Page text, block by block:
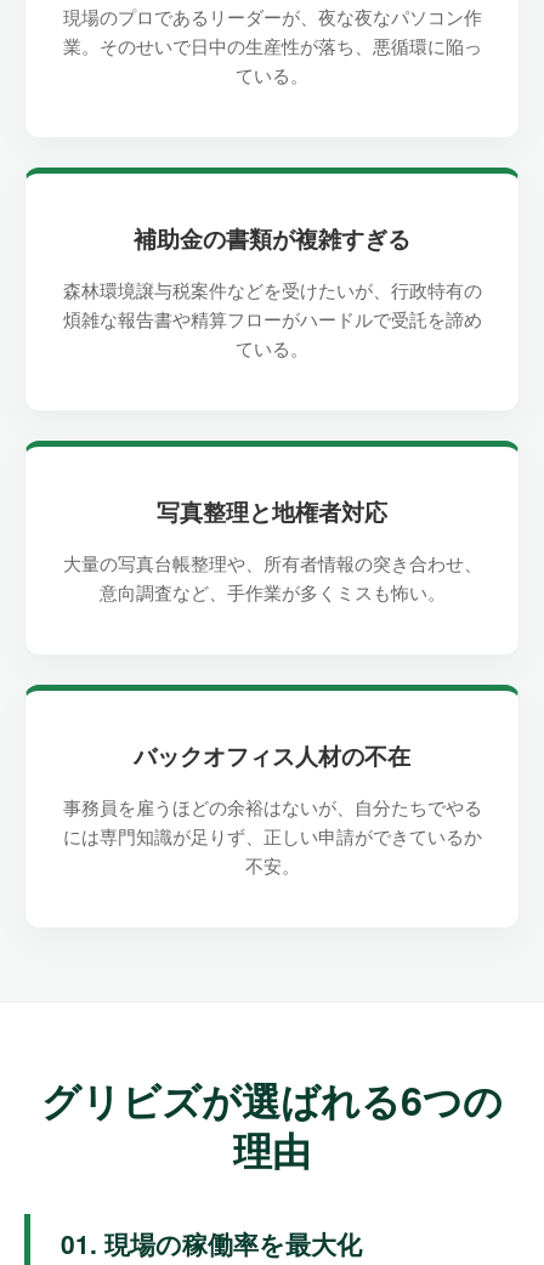
現場のプロであるリーダーが、夜な夜なパソコン作
業。そのせいで日中の生産性が落ち、悪循環に陥っ
ている。
補助金の書類が複雑すぎる
森林環境譲与税案件などを受けたいが、行政特有の
煩雑な報告書や精算フローがハードルで受託を諦め
ている。
写真整理と地権者対応
大量の写真台帳整理や、所有者情報の突き合わせ、
意向調査など、手作業が多くミスも怖い。
バックオフィス人材の不在
事務員を雇うほどの余裕はないが、自分たちでやる
には専門知識が足りず、正しい申請ができているか
不安。
グリビズが選ばれる6つの
理由
01. 現場の稼働率を最大化